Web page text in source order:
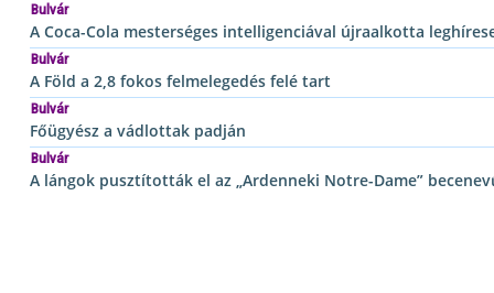
Bulvár
A Coca-Cola mesterséges intelligenciával újraalkotta
Bulvár
A Föld a 2,8 fokos felmelegedés felé tart
Bulvár
Főügyész a vádlottak padján
Bulvár
A lángok pusztították el az „Ardenneki Notre-Dame”